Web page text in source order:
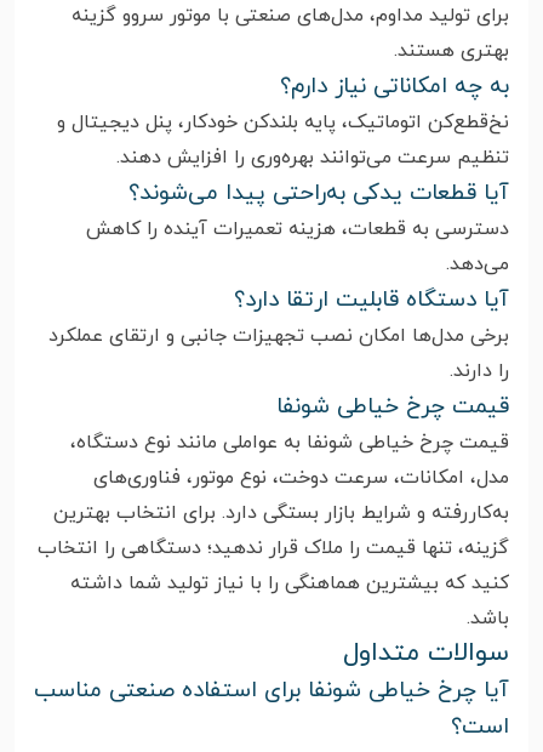
برای تولید مداوم، مدل‌های صنعتی با موتور سروو گزینه
بهتری هستند.
به چه امکاناتی نیاز دارم؟
نخ‌قطع‌کن اتوماتیک، پایه بلندکن خودکار، پنل دیجیتال و
تنظیم سرعت می‌توانند بهره‌وری را افزایش دهند.
آیا قطعات یدکی به‌راحتی پیدا می‌شوند؟
دسترسی به قطعات، هزینه تعمیرات آینده را کاهش
می‌دهد.
آیا دستگاه قابلیت ارتقا دارد؟
برخی مدل‌ها امکان نصب تجهیزات جانبی و ارتقای عملکرد
را دارند.
قیمت چرخ خیاطی شونفا
قیمت چرخ خیاطی شونفا به عواملی مانند نوع دستگاه،
مدل، امکانات، سرعت دوخت، نوع موتور، فناوری‌های
به‌کاررفته و شرایط بازار بستگی دارد. برای انتخاب بهترین
گزینه، تنها قیمت را ملاک قرار ندهید؛ دستگاهی را انتخاب
کنید که بیشترین هماهنگی را با نیاز تولید شما داشته
باشد.
سوالات متداول
آیا چرخ خیاطی شونفا برای استفاده صنعتی مناسب
است؟